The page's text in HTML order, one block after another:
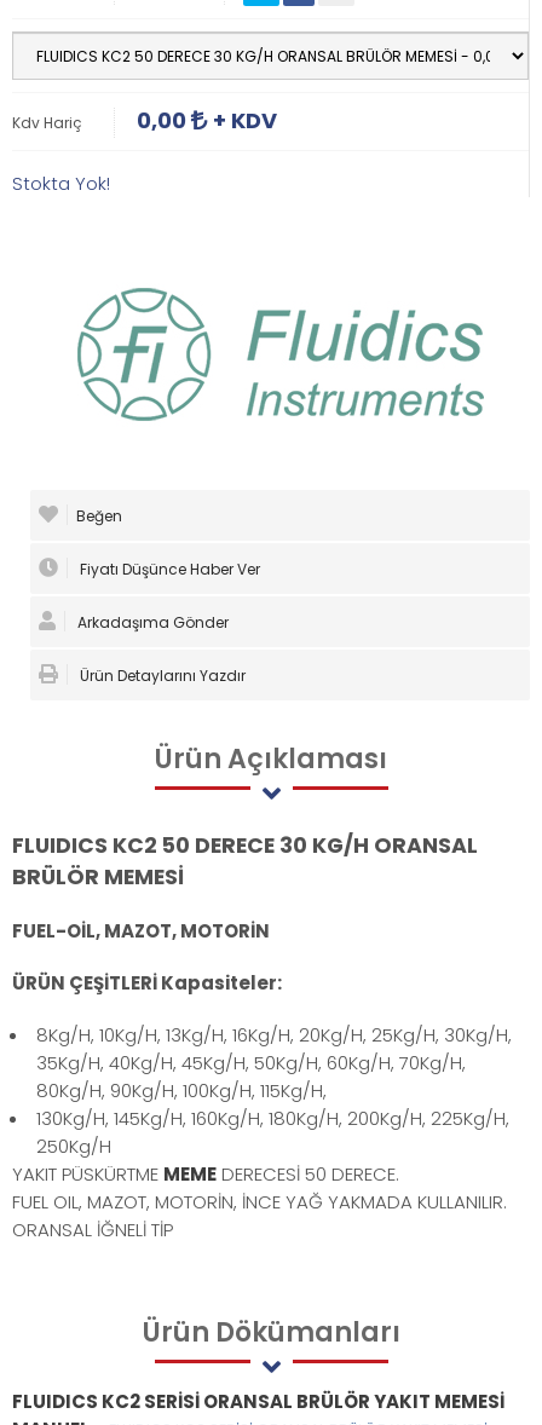
Kdv Hariç 0,00 + KDV
Stokta Yok!
Beğen
Fiyatı Düşünce Haber Ver
Arkadaşıma Gönder
Ürün Detaylarını Yazdır
ÜrünAçıklaması
FLUIDICS KC2 50 DERECE 30 KG/H ORANSAL
BRÜLÖR MEMESİ
FUEL-OİL, MAZOT, MOTORİN
ÜRÜN ÇEŞİTLERİ Kapasiteler:
8Kg/H, 10Kg/H, 13Kg/H, 16Kg/H, 20Kg/H, 25Kg/H, 30Kg/H,
35Kg/H, 40Kg/H, 45Kg/H, 50Kg/H, 60Kg/H, 70Kg/H,
80Kg/H, 90Kg/H, 100Kg/H, 115Kg/H,
130Kg/H, 145Kg/H, 160Kg/H, 180Kg/H, 200Kg/H, 225Kg/H,
250Kg/H
YAKIT PÜSKÜRTME MEME DERECESİ 50 DERECE.
FUEL OIL, MAZOT, MOTORİN, İNCE YAĞ YAKMADA KULLANILIR.
ORANSAL İĞNELİ TİP
Ürün Dökümanları
FLUIDICS KC2 SERİSİ ORANSAL BRÜLÖR YAKIT MEMESİ